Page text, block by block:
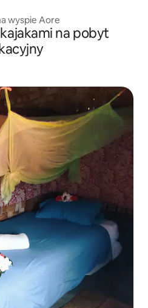
wyspie Aore
na pobyt